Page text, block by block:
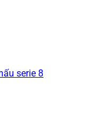
serie 8